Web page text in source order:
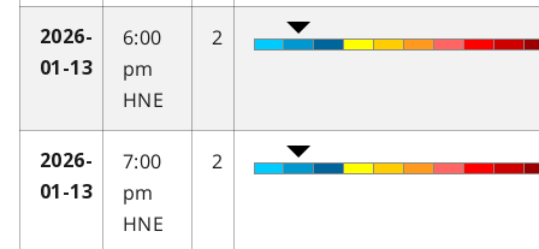
2026-
01-13
6:00
pm
HNE
2
2026-
01-13
7:00
pm
HNE
2